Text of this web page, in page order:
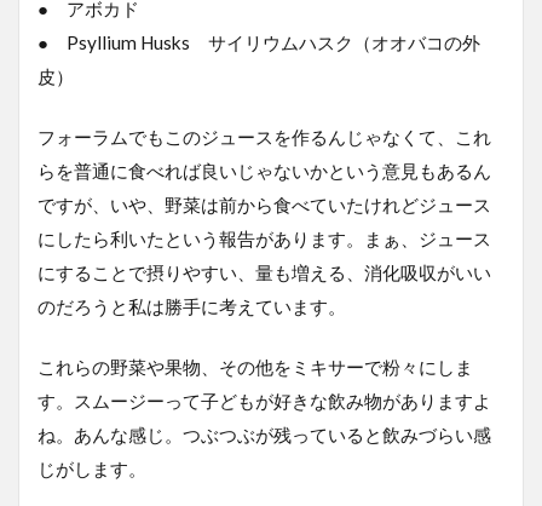
● アボカド
● Psyllium Husks サイリウムハスク（オオバコの外
皮）
フォーラムでもこのジュースを作るんじゃなくて、これ
らを普通に食べれば良いじゃないかという意見もあるん
ですが、いや、野菜は前から食べていたけれどジュース
にしたら利いたという報告があります。まぁ、ジュース
にすることで摂りやすい、量も増える、消化吸収がいい
のだろうと私は勝手に考えています。
これらの野菜や果物、その他をミキサーで粉々にしま
す。スムージーって子どもが好きな飲み物がありますよ
ね。あんな感じ。つぶつぶが残っていると飲みづらい感
じがします。